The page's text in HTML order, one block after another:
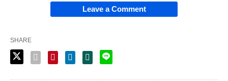
Leave a Comment
SHARE